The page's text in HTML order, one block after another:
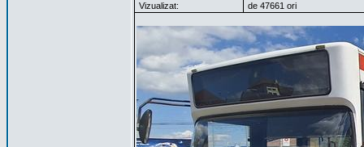
Vizualizat:
de 47661 ori